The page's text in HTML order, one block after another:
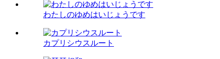
わたしのゆめはいじょうです
カプリシウスルート